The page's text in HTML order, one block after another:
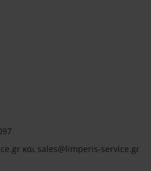
και sales@limperis-service.gr